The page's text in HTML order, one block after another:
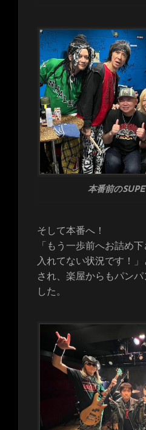
本番前の
そして本番へ！
「もう一歩前へお詰め
入れてない状況です！
され、楽屋からもパン
した。